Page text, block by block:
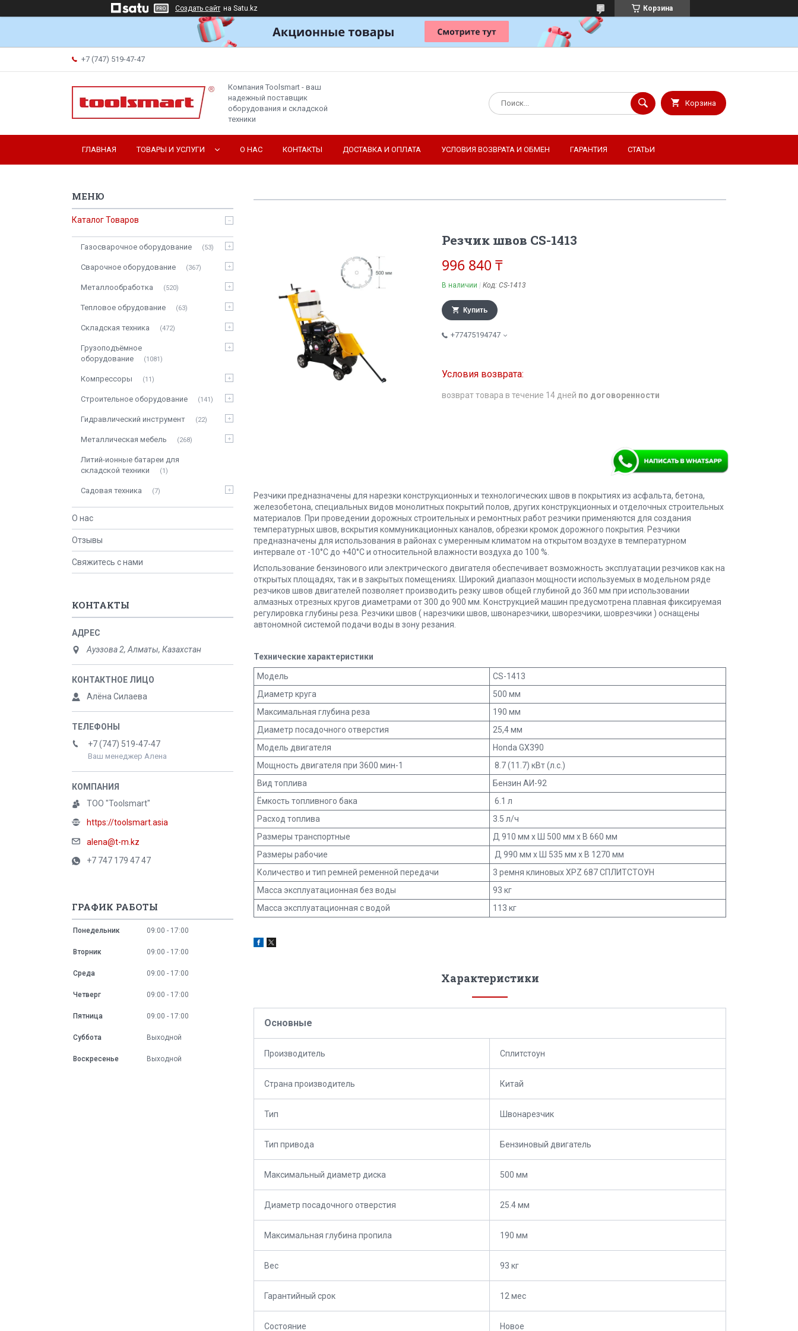
Создать сайт на Satu.kz Корзина
+7 (747) 519-47-47
Компания Toolsmart - ваш
надежный поставщик
оборудования и складской
техники
Корзина
ГЛАВНАЯ ТОВАРЫ И УСЛУГИ О НАС КОНТАКТЫ ДОСТАВКА И ОПЛАТА УСЛОВИЯ ВОЗВРАТА И ОБМЕН ГАРАНТИЯ СТАТЬИ
Резчик швов CS-1413
996 840 ₸
В наличии Код: CS-1413
Купить
+77475194747
возврат товара в течение 14 дней по договоренности
Резчики предназначены для нарезки конструкционных и технологических швов в покрытиях из асфальта, бетона,
железобетона, специальных видов монолитных покрытий полов, других конструкционных и отделочных строительных
материалов. При проведении дорожных строительных и ремонтных работ резчики применяются для создания
температурных швов, вскрытия коммуникационных каналов, обрезки кромок дорожного покрытия. Резчики
предназначены для использования в районах с умеренным климатом на открытом воздухе в температурном
интервале от -10°С до +40°С и относительной влажности воздуха до 100 %.
Использование бензинового или электрического двигателя обеспечивает возможность эксплуатации резчиков как на
открытых площадях, так и в закрытых помещениях. Широкий диапазон мощности используемых в модельном ряде
резчиков швов двигателей позволяет производить резку швов общей глубиной до 360 мм при использовании
алмазных отрезных кругов диаметрами от 300 до 900 мм. Конструкцией машин предусмотрена плавная фиксируемая
регулировка глубины реза. Резчики швов ( нарезчики швов, швонарезчики, шворезчики, шоврезчики ) оснащены
автономной системой подачи воды в зону резания.
Технические характеристики
Модель
CS-1413
Диаметр круга
500 мм
Максимальная глубина реза
190 мм
Диаметр посадочного отверстия
25,4 мм
Модель двигателя
Honda GX390
Мощность двигателя при 3600 мин-1
8.7 (11.7) кВт (л.с.)
Вид топлива
Бензин АИ-92
Ёмкость топливного бака
6.1 л
Расход топлива
3.5 л/ч
Размеры транспортные
Д 910 мм x Ш 500 мм x В 660 мм
Размеры рабочие
Д 990 мм x Ш 535 мм x В 1270 мм
Количество и тип ремней ременной передачи
3 ремня клиновых XPZ 687 СПЛИТСТОУН
Масса эксплуатационная без воды
93 кг
Масса эксплуатационная с водой
113 кг
Характеристики
Основные
Производитель Сплитстоун
Страна производитель Китай
Тип Швонарезчик
Тип привода Бензиновый двигатель
Максимальный диаметр диска 500 мм
Диаметр посадочного отверстия 25.4 мм
Максимальная глубина пропила 190 мм
Вес 93 кг
Гарантийный срок 12 мес
Состояние Новое
Каталог Товаров
Газосварочное оборудование 53
Сварочное оборудование 367
Металлообработка 520
Тепловое обрудование 63
Складская техника 472
Грузоподъёмное
оборудование
1081
Компрессоры 11
Строительное оборудование 141
Гидравлический инструмент 22
Металлическая мебель 268
Литий-ионные батареи для
складской техники
1
Садовая техника 7
О нас
Отзывы
Свяжитесь с нами
КОНТАКТЫ
Ауэзова 2, Алматы, Казахстан
Алёна Силаева
+7 (747) 519-47-47
Ваш менеджер Алена
ТОО "Toolsmart"
https://toolsmart.asia
alena@t-m.kz
+7 747 179 47 47
ГРАФИК РАБОТЫ
Понедельник 09:00 17:00
Вторник 09:00 17:00
Среда 09:00 17:00
Четверг 09:00 17:00
Пятница 09:00 17:00
Суббота Выходной
Воскресенье Выходной